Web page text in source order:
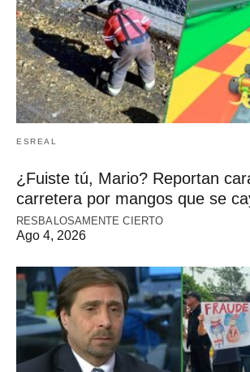
ESREAL
¿Fuiste tú, Mario? Reportan
carretera por mangos que se
RESBALOSAMENTE CIERTO
Ago 4, 2026